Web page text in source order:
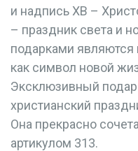
и надпись ХВ –
– праздник света и
подарками
как символ новой
Эксклюзивный
христианский
Она прекрасно
артикулом 313.